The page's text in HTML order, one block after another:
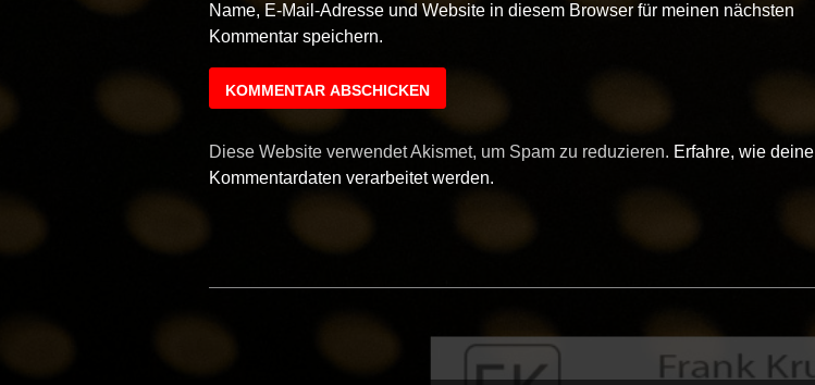
Name, E-Mail-Adresse und Website in diesem Browser für meinen nächsten
Kommentar speichern.
Diese Website verwendet Akismet, um Spam zu reduzieren. Erfahre, wie deine
Kommentardaten verarbeitet werden.